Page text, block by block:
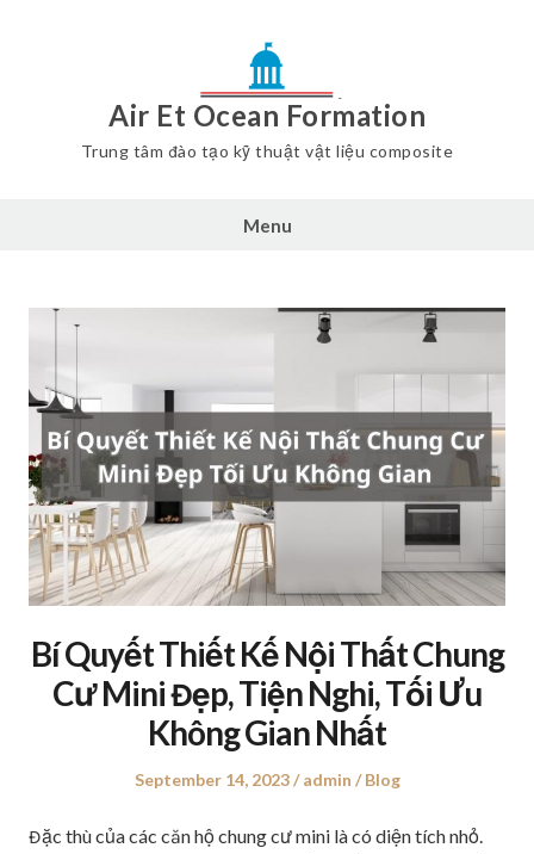
Air Et Ocean Formation
Trung tâm đào tạo kỹ thuật vật liệu composite
Menu
Bí Quyết Thiết Kế Nội Thất Chung
Cư Mini Đẹp, Tiện Nghi, Tối Ưu
Không Gian Nhất
Posted
September 14, 2023 Author
admin
Posted
Blog
Đặc thù của các căn hộ chung cư mini là có diện tích nhỏ.